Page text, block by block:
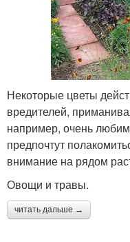
Некоторые цветы
вредителей,
например, очень
предпочтут
внимание на рядом
Овощи и травы.
читать дальше →